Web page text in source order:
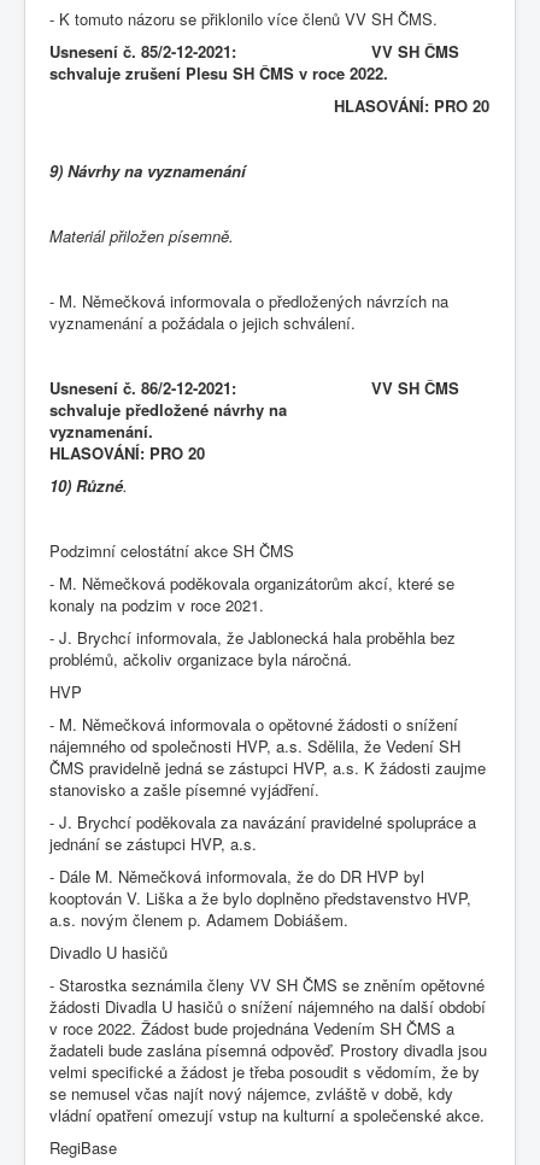
- K tomuto názoru se přiklonilo více členů VV SH ČMS.
Usnesení č. 85/2-12-2021: VV SH ČMS
schvaluje zrušení Plesu SH ČMS v roce 2022.
HLASOVÁNÍ: PRO 20
9) Návrhy na vyznamenání
Materiál přiložen písemně.
- M. Němečková informovala o předložených návrzích na
vyznamenání a požádala o jejich schválení.
Usnesení č. 86/2-12-2021: VV SH ČMS
schvaluje předložené návrhy na
vyznamenání.
HLASOVÁNÍ: PRO 20
10) Různé.
Podzimní celostátní akce SH ČMS
- M. Němečková poděkovala organizátorům akcí, které se
konaly na podzim v roce 2021.
- J. Brychcí informovala, že Jablonecká hala proběhla bez
problémů, ačkoliv organizace byla náročná.
HVP
- M. Němečková informovala o opětovné žádosti o snížení
nájemného od společnosti HVP, a.s. Sdělila, že Vedení SH
ČMS pravidelně jedná se zástupci HVP, a.s. K žádosti zaujme
stanovisko a zašle písemné vyjádření.
- J. Brychcí poděkovala za navázání pravidelné spolupráce a
jednání se zástupci HVP, a.s.
- Dále M. Němečková informovala, že do DR HVP byl
kooptován V. Liška a že bylo doplněno představenstvo HVP,
a.s. novým členem p. Adamem Dobiášem.
Divadlo U hasičů
- Starostka seznámila členy VV SH ČMS se zněním opětovné
žádosti Divadla U hasičů o snížení nájemného na další období
v roce 2022. Žádost bude projednána Vedením SH ČMS a
žadateli bude zaslána písemná odpověď. Prostory divadla jsou
velmi specifické a žádost je třeba posoudit s vědomím, že by
se nemusel včas najít nový nájemce, zvláště v době, kdy
vládní opatření omezují vstup na kulturní a společenské akce.
RegiBase